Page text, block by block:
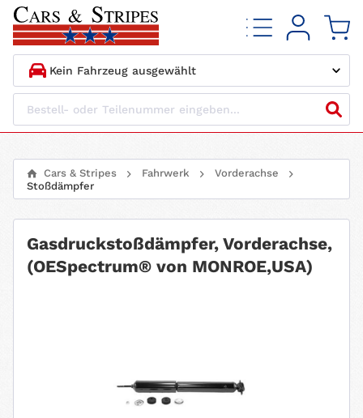
1. HERSTELLER
3. BAUJAHR
4. MOTORTYP
Cars & Stripes Fahrwerk
Vorderachse
Stoßdämpfer
Gasdruckstoßdämpfer, Vorderachse,
(OESpectrum® von MONROE,USA)